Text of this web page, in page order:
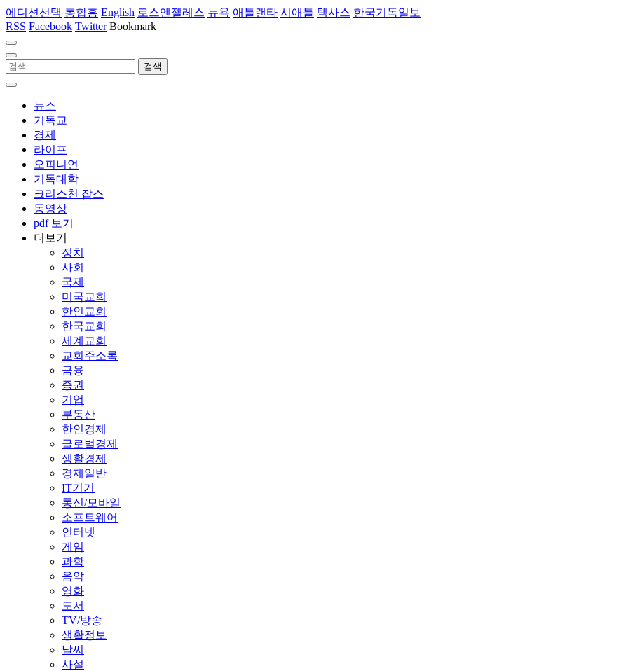
에디션선택 통합홈 English 로스엔젤레스 뉴욕 애틀랜타 시애틀 텍사스 한국기독일보
RSS Facebook Twitter Bookmark
뉴스
기독교
경제
라이프
오피니언
기독대학
크리스천 잡스
동영상
pdf 보기
더보기
정치
사회
국제
미국교회
한인교회
한국교회
세계교회
교회주소록
금융
증권
기업
부동산
한인경제
글로벌경제
생활경제
경제일반
IT기기
통신/모바일
소프트웨어
인터넷
게임
과학
음악
영화
도서
TV/방송
생활정보
날씨
사설